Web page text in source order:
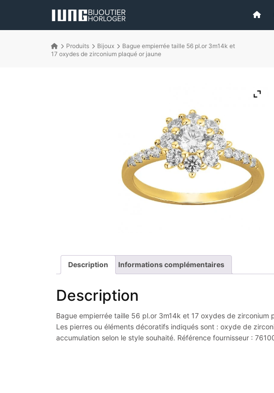
Produits Bijoux
Bague empierrée taille 56 pl.or 3m14k et
17 oxydes de zirconium plaqué or jaune
Description Informations complémentaires
Description
Bague empierrée taille 56 pl.or 3m14k et 17 oxydes de
Les pierres ou éléments décoratifs indiqués sont : oxyde de
accumulation selon le style souhaité. Référence fournisseur :